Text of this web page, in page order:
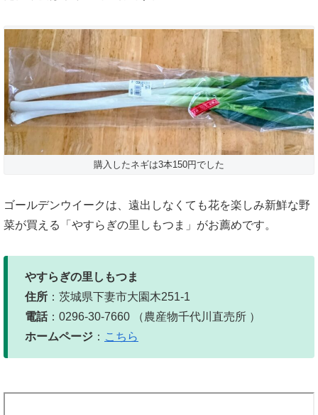
購入したネギは3本150円でした
ゴールデンウイークは、遠出しなくても花を楽しみ新鮮な野
菜が買える「やすらぎの里しもつま」がお薦めです。
やすらぎの里しもつま
住所 ：茨城県下妻市大園木251-1
電話：0296‐30‐7660 （農産物千代川直売所 ）
ホームページ ： こちら